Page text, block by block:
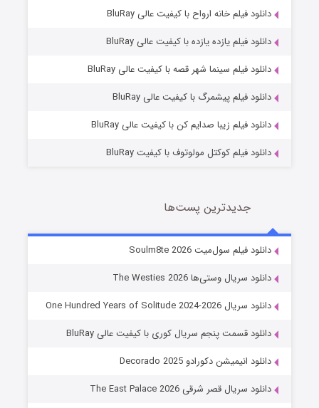
خاندان اژدها فصل ۳
دانلود فیلم خانه ارواح با کیفیت عالی BluRay
دانلود فیلم یازده یازده با کیفیت عالی BluRay
دانلود فیلم سینما شهر قصه با کیفیت عالی BluRay
دانلود فیلم پیشمرگ با کیفیت عالی BluRay
دانلود فیلم زیبا صدایم کن با کیفیت عالی BluRay
دانلود فیلم کوکتل مولوتوف با کیفیت BluRay
جدیدترین پست‌ها
دانلود فیلم سول‌میت Soulm8te 2026
دانلود سریال وستی‌ها The Westies 2026
دانلود سریال One Hundred Years of Solitude 2024-2026
دانلود قسمت پنجم سریال کوری با کیفیت عالی BluRay
دانلود انیمیشن دکورادو Decorado 2025
دانلود سریال قصر شرقی The East Palace 2026